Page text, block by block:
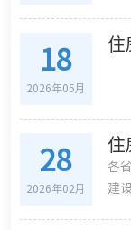
18
2026年05月
28
2026年02月
各
建